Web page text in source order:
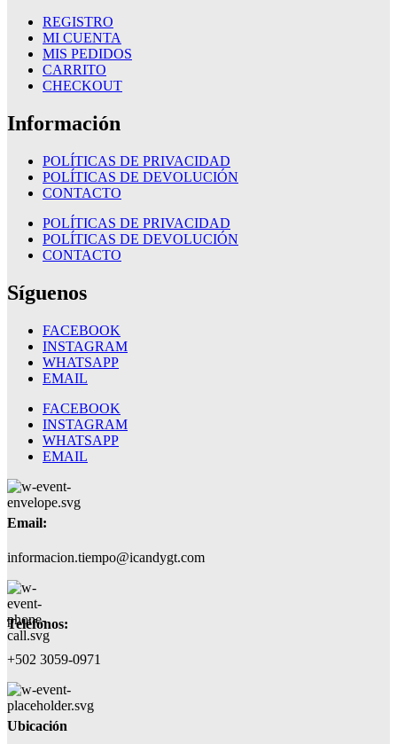
REGISTRO
MI CUENTA
MIS PEDIDOS
CARRITO
CHECKOUT
Información
POLÍTICAS DE PRIVACIDAD
POLÍTICAS DE DEVOLUCIÓN
CONTACTO
POLÍTICAS DE PRIVACIDAD
POLÍTICAS DE DEVOLUCIÓN
CONTACTO
Síguenos
FACEBOOK
INSTAGRAM
WHATSAPP
EMAIL
FACEBOOK
INSTAGRAM
WHATSAPP
EMAIL
Email:
informacion.tiempo@icandygt.com
Teléfonos:
+502 3059-0971
Ubicación